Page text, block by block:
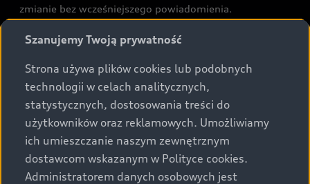
zmianie bez wcześniejszego powiadomienia.
rozumieniu art. 5561§2 Kodeksu cywilnego oraz art.
Podane kwoty są rekomendowane i obejmują podatek
VAT (23%), chyba że inaczej zaznaczono.
Audi zastrzega sobie możliwość wprowadzenia zmian w
prezentowanych wersjach. Przedstawione detale
wyposażenia mogą różnić się od specyfikacji
Szanujemy Twoją prywatność
Strona używa plików cookies lub podobnych
technologii w celach analitycznych,
statystycznych, dostosowania treści do
użytkowników oraz reklamowych. Umożliwiamy
ich umieszczanie naszym zewnętrznym
dostawcom wskazanym w Polityce cookies.
Administratorem danych osobowych jest